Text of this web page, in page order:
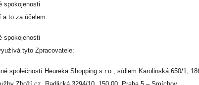
spokojenosti
a to za účelem:
spokojenosti
tyto Zpracovatele:
společností Heureka Shopping s.r.o., sídlem Karolinská 650/1,